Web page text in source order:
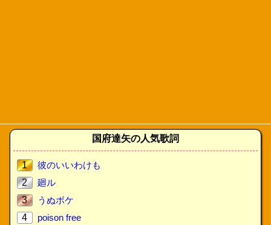
国府達矢の人気歌詞
1
彼のいいわけも
2
廻ル
3
うぬボケ
4
poison free